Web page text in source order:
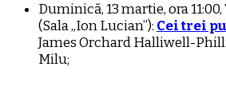
Duminică, 13 martie, ora
(Sala „Ion Lucian”): Cei trei
James Orchard Halliwell-
Milu;